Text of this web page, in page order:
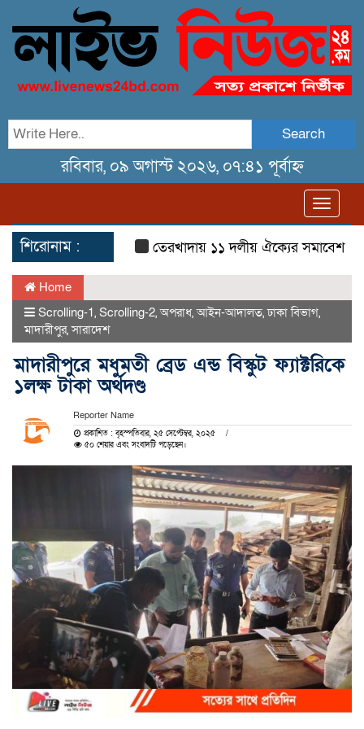
Search
রবিবার, ০৯ অগাস্ট ২০২৬, ০৭:৪১ পূর্বাহ্ন
শিরোনাম : তেরখাদায় ১১ দলীয় ঐক্যের সমাবেশ ও গণ
Home
Scrolling-1, Scrolling-2,অপরাধ,আইন-আদালত,ঢাকা বিভাগ,
মাদারীপুর,সারাদেশ
মাদারীপুরে মধুমতী ব্রেড এন্ড বিস্কুট ফ্যাক্টরিকে
১লক্ষ টাকা অর্থদণ্ড
Reporter Name
প্রকাশিত : বৃহস্পতিবার, ২৫ সেপ্টেম্বর, ২০২৫
৫০ শেয়ার এবং সংবাদটি পড়েছেন।